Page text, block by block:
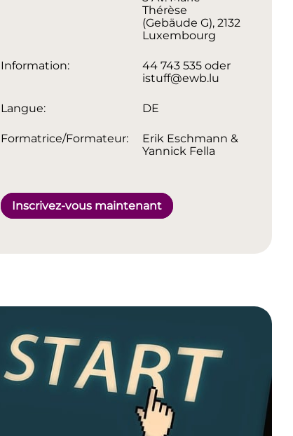
Thérèse
(Gebäude G), 2132
Luxembourg
Information:
44 743 535 oder
istuff@ewb.lu
Langue: DE
Formatrice/Formateur:
Erik Eschmann &
Yannick Fella
Inscrivez-vous maintenant